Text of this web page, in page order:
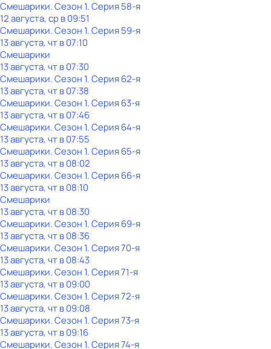
Смешарики. Сезон 1. Серия 58-я
12 августа, ср в 09:51
Смешарики. Сезон 1. Серия 59-я
13 августа, чт в 07:10
Смешарики
13 августа, чт в 07:30
Смешарики. Сезон 1. Серия 62-я
13 августа, чт в 07:38
Смешарики. Сезон 1. Серия 63-я
13 августа, чт в 07:46
Смешарики. Сезон 1. Серия 64-я
13 августа, чт в 07:55
Смешарики. Сезон 1. Серия 65-я
13 августа, чт в 08:02
Смешарики. Сезон 1. Серия 66-я
13 августа, чт в 08:10
Смешарики
13 августа, чт в 08:30
Смешарики. Сезон 1. Серия 69-я
13 августа, чт в 08:36
Смешарики. Сезон 1. Серия 70-я
13 августа, чт в 08:43
Смешарики. Сезон 1. Серия 71-я
13 августа, чт в 09:00
Смешарики. Сезон 1. Серия 72-я
13 августа, чт в 09:08
Смешарики. Сезон 1. Серия 73-я
13 августа, чт в 09:16
Смешарики. Сезон 1. Серия 74-я